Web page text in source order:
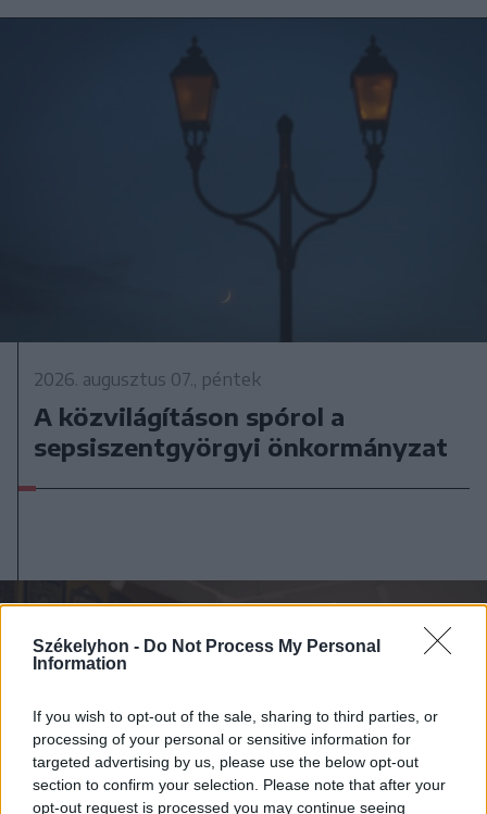
Székelyhon - Do Not Process My Personal
Information
If you wish to opt-out of the sale, sharing to third parties, or
processing of your personal or sensitive information for
targeted advertising by us, please use the below opt-out
section to confirm your selection. Please note that after your
opt-out request is processed you may continue seeing
2026. augusztus 07., péntek
A közvilágításon spórol a
sepsiszentgyörgyi önkormányzat